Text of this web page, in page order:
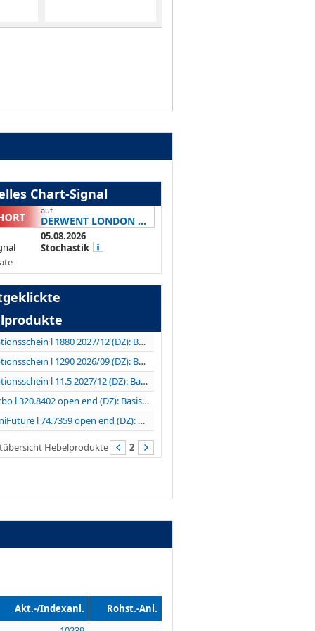
Chart-Signal
auf
DERWENT LONDON ...
05.08.2026
Stochastik
Optionsschein l 1880 2027/12 (DZ): Basiswert...
Optionsschein l 1290 2026/09 (DZ): Basiswert...
Optionsschein l 11.5 2027/12 (DZ): Basiswert...
Turbo l 320.8402 open end (DZ): Basiswert LVMH
MiniFuture l 74.7359 open end (DZ): Basiswert TKMS...
Hebelprodukte 2
Akt.-/Indexanl.
Rohst.-Anl.